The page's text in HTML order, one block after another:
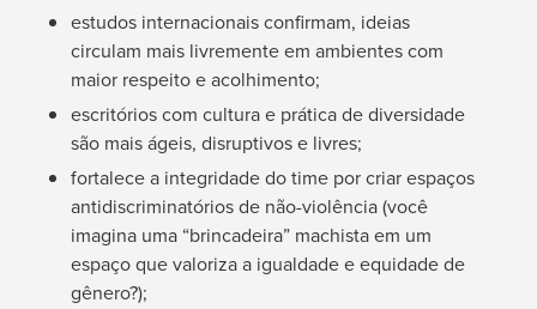
estudos internacionais confirmam, ideias
circulam mais livremente em ambientes com
maior respeito e acolhimento;
escritórios com cultura e prática de diversidade
são mais ágeis, disruptivos e livres;
fortalece a integridade do time por criar espaços
antidiscriminatórios de não-violência (você
imagina uma “brincadeira” machista em um
espaço que valoriza a igualdade e equidade de
gênero?);